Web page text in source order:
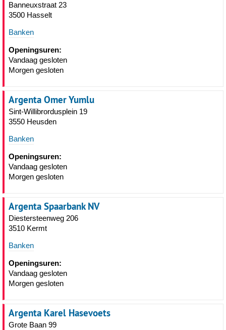
Banneuxstraat 23
3500 Hasselt
Banken
Openingsuren:
Vandaag gesloten
Morgen gesloten
Argenta Omer Yumlu
Sint-Willibrordusplein 19
3550 Heusden
Banken
Openingsuren:
Vandaag gesloten
Morgen gesloten
Argenta Spaarbank NV
Diestersteenweg 206
3510 Kermt
Banken
Openingsuren:
Vandaag gesloten
Morgen gesloten
Argenta Karel Hasevoets
Grote Baan 99